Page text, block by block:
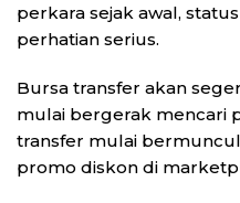
perkara sejak awal,
perhatian serius.
Bursa transfer akan
mulai bergerak mencari
transfer mulai
promo diskon di